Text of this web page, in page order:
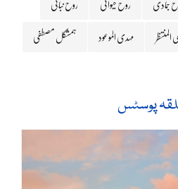
مہدی الموعود ہمشکل مصطفی
پوسٹس